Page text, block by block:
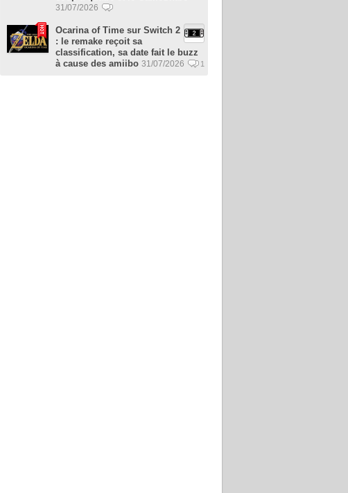
31/07/2026
Ocarina of Time sur Switch 2
: le remake reçoit sa
classification, sa date fait le buzz
à cause des amiibo 31/07/2026 1